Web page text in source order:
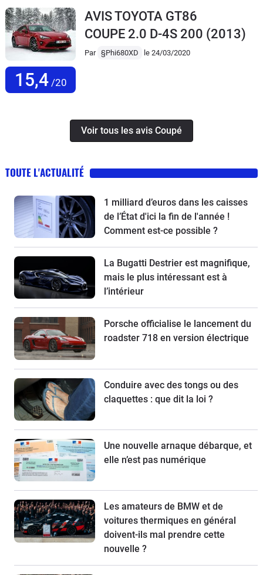
15,4/20
AVIS TOYOTA GT86
COUPE 2.0 D-4S 200 (2013)
Par §Phi680XD le 24/03/2020
Voir tous les avis Coupé
TOUTE L'ACTUALITÉ
1 milliard d’euros dans les caisses
de l’État d'ici la fin de l'année !
Comment est-ce possible ?
La Bugatti Destrier est magnifique,
mais le plus intéressant est à
l’intérieur
Porsche officialise le lancement du
roadster 718 en version électrique
Conduire avec des tongs ou des
claquettes : que dit la loi ?
Une nouvelle arnaque débarque, et
elle n’est pas numérique
Les amateurs de BMW et de
voitures thermiques en général
doivent-ils mal prendre cette
nouvelle ?